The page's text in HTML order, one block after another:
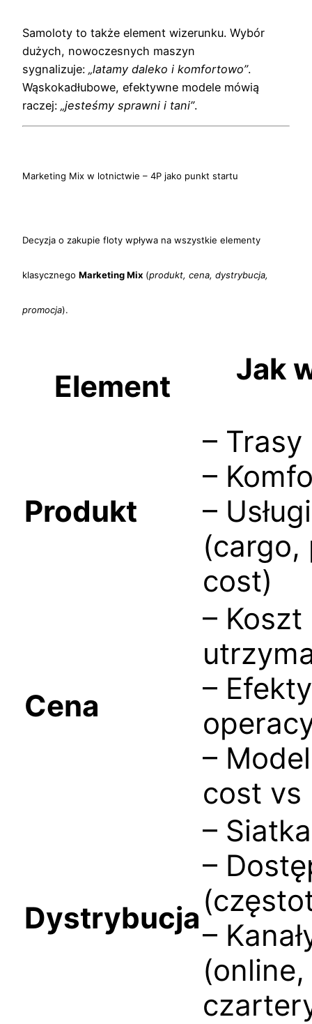
Samoloty to także element wizerunku. Wybór
dużych, nowoczesnych maszyn
sygnalizuje: „latamy daleko i komfortowo”.
Wąskokadłubowe, efektywne modele mówią
raczej: „jesteśmy sprawni i tani”.
Marketing Mix w lotnictwie – 4P jako punkt startu
Decyzja o zakupie floty wpływa na wszystkie elementy
klasycznego Marketing Mix (produkt, cena, dystrybucja,
promocja).
Element Jak
Produkt
–
–
–
(cargo,
cost)
Cena
–
–
–
cost vs
Dystrybucja
–
–
–